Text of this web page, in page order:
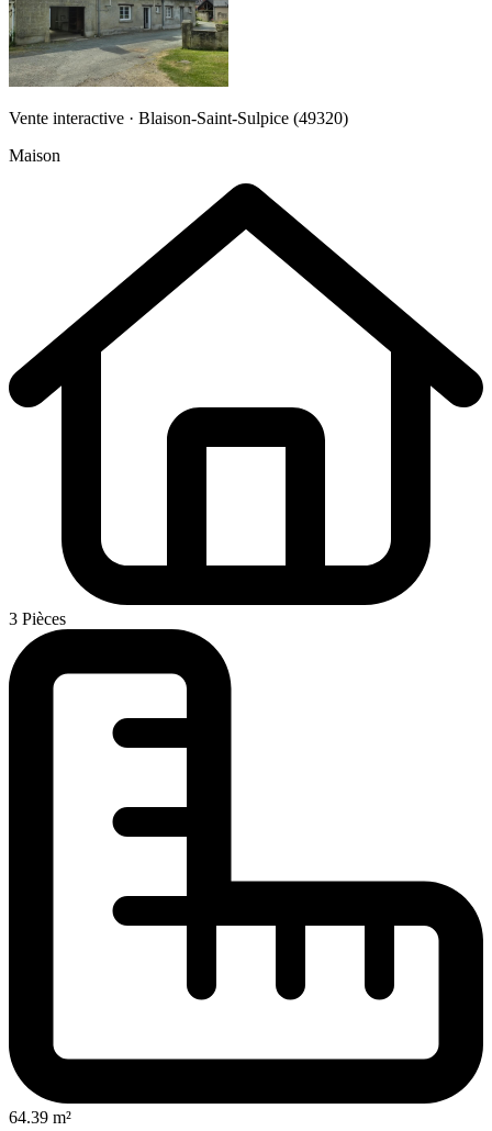
Vente interactive · Blaison-Saint-Sulpice (49320)
Maison
3 Pièces
64.39 m²